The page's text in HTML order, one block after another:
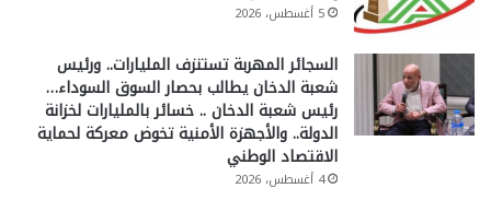
5 أغسطس، 2026
السجائر المهربة تستنزف المليارات.. ورئيس
شعبة الدخان يطالب بحصار السوق السوداء…
رئيس شعبة الدخان .. خسائر بالمليارات لخزانة
الدولة.. والأجهزة الأمنية تخوض معركة لحماية
الاقتصاد الوطني
4 أغسطس، 2026